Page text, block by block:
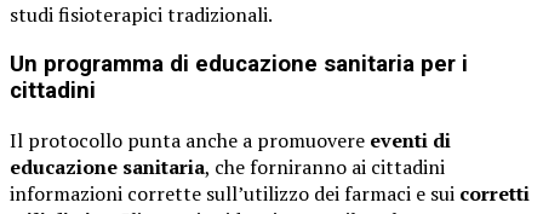
studi fisioterapici tradizionali.
Un programma di educazione sanitaria per i
cittadini
Il protocollo punta anche a promuovere eventi di
educazione sanitaria, che forniranno ai cittadini
informazioni corrette sull’utilizzo dei farmaci e sui corretti